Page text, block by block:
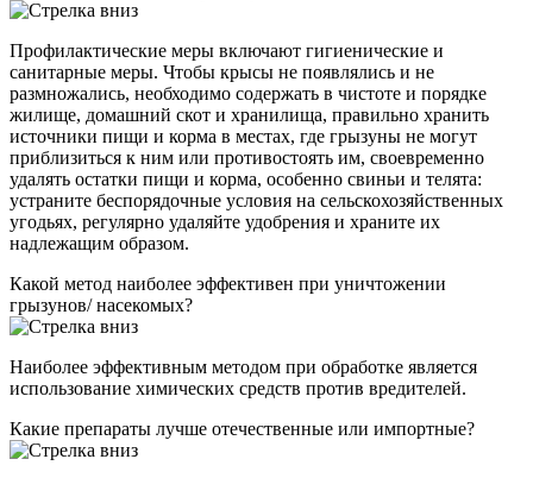
Профилактические меры включают гигиенические и
санитарные меры. Чтобы крысы не появлялись и не
размножались, необходимо содержать в чистоте и порядке
жилище, домашний скот и хранилища, правильно хранить
источники пищи и корма в местах, где грызуны не могут
приблизиться к ним или противостоять им, своевременно
удалять остатки пищи и корма, особенно свиньи и телята:
устраните беспорядочные условия на сельскохозяйственных
угодьях, регулярно удаляйте удобрения и храните их
надлежащим образом.
Какой метод наиболее эффективен при уничтожении
грызунов/ насекомых?
Наиболее эффективным методом при обработке является
использование химических средств против вредителей.
Какие препараты лучше отечественные или импортные?